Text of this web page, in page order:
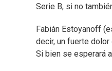
Serie B, si no
Fabián Estoyanoff
decir, un fuerte
Si bien se esperará